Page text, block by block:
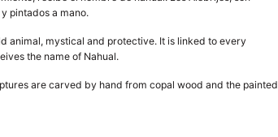
pintados a mano.
animal, mystical and protective. It is linked to every
the name of Nahual.
are carved by hand from copal wood and the painted